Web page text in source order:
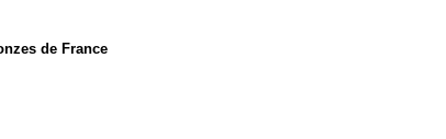
de France